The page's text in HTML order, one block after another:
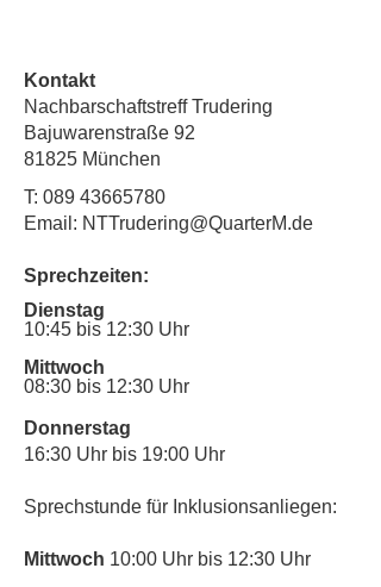
Kontakt
Nachbarschaftstreff Trudering
Bajuwarenstraße 92
81825 München
T: 089 43665780
Email: NTTrudering@QuarterM.de
Sprechzeiten:
Dienstag
10:45 bis 12:30 Uhr
Mittwoch
08:30 bis 12:30 Uhr
Donnerstag
16:30 Uhr bis 19:00 Uhr
Sprechstunde für Inklusionsanliegen:
Mittwoch 10:00 Uhr bis 12:30 Uhr